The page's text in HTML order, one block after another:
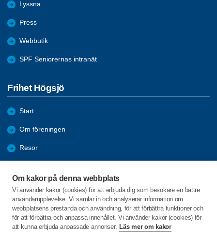
Om kakor på denna webbplats
Vi använder kakor (cookies) för att erbjuda dig som besökare en bättre
användarupplevelse. Vi samlar in och analyserar information om
webbplatsens prestanda och användning, för att förbättra funktioner och
för att förbättra och anpassa innehållet. Vi använder kakor (cookies) för
att kunna erbjuda anpassade annonser. Läs mer om kakor
Lyssna
Press
Webbutik
SPF Seniorernas intranät
Frihet Högsjö
Start
Om föreningen
Resor
Aktiviteter
Bli medlem
C/o:Rolf Skoglund